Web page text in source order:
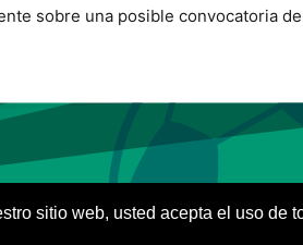
sitio web, usted acepta el uso de
sobre una posible convocatoria
buscador de Fútbol